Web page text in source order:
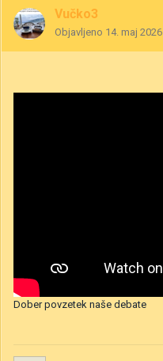
Vučko3
Objavljeno 14. maj 2026
Dober povzetek naše debate